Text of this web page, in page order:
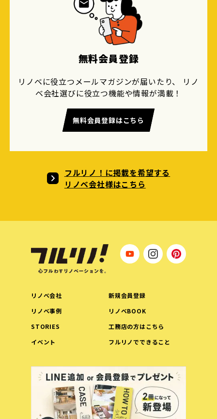
無料会員登録
リノベに役立つメールマガジンが届いたり、 リノ
ベ会社選びに役立つ機能や情報が満載！
無料会員登録はこちら
フルリノ！に掲載を希望する
リノベ会社様はこちら
リノベ会社
新規会員登録
リノベ事例
リノベBOOK
STORIES
工務店の方はこちら
イベント
フルリノでできること